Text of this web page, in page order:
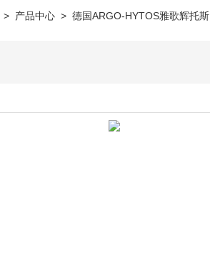
> 产品中心 > 德国ARGO-HYTOS雅歌辉托斯